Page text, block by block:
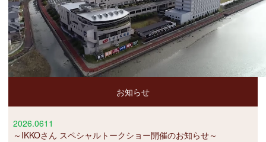
お知らせ
2026.0611
～IKKOさん スペシャルトークショー開催のお知らせ～